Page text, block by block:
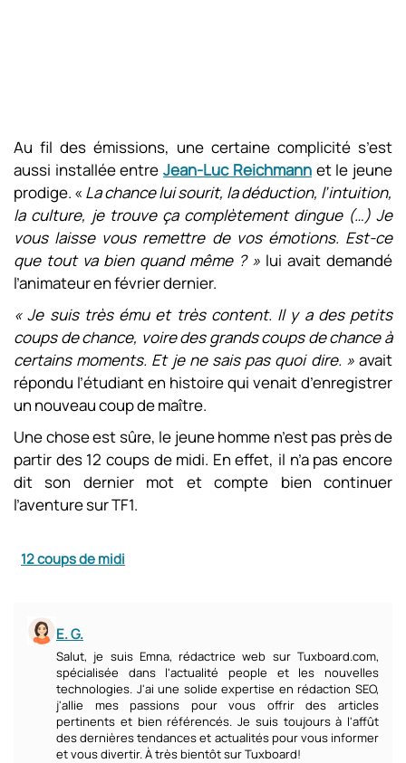
Au fil des émissions, une certaine complicité s’est
aussi installée entreJean-Luc Reichmannet le jeune
prodige. « La chance lui sourit, la déduction, l’intuition,
la culture, je trouve ça complètement dingue (…) Je
vous laisse vous remettre de vos émotions. Est-ce
que tout va bien quand même ? » lui avait demandé
l’animateur en février dernier.
« Je suis très ému et très content. Il y a des petits
coups de chance, voire des grands coups de chance à
certains moments. Et je ne sais pas quoi dire. »avait
répondu l’étudiant en histoire qui venait d’enregistrer
un nouveau coup de maître.
Une chose est sûre, le jeune homme n’est pas près de
partir des 12 coups de midi. En effet, il n’a pas encore
dit son dernier mot et compte bien continuer
l’aventure sur TF1.
12 coups de midi
E. G.
Salut, je suis Emna, rédactrice web sur Tuxboard.com,
spécialisée dans l'actualité people et les nouvelles
technologies. J'ai une solide expertise en rédaction SEO,
j'allie mes passions pour vous offrir des articles
pertinents et bien référencés. Je suis toujours à l'affût
des dernières tendances et actualités pour vous informer
et vous divertir. À très bientôt sur Tuxboard!